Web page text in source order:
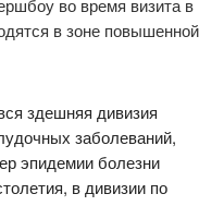
во время визита в
в зоне повышенной
здешняя дивизия
заболеваний,
эпидемии болезни
в дивизии по